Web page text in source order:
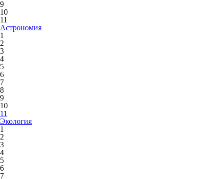
9
10
11
Астрономия
1
2
3
4
5
6
7
8
9
10
11
Экология
1
2
3
4
5
6
7